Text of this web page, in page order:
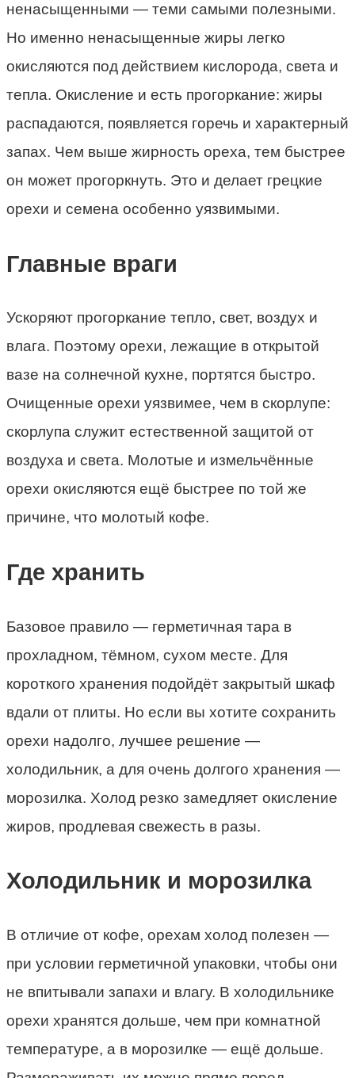
ненасыщенными — теми самыми полезными.
Но именно ненасыщенные жиры легко
окисляются под действием кислорода, света и
тепла. Окисление и есть прогоркание: жиры
распадаются, появляется горечь и характерный
запах. Чем выше жирность ореха, тем быстрее
он может прогоркнуть. Это и делает грецкие
орехи и семена особенно уязвимыми.
Главные враги
Ускоряют прогоркание тепло, свет, воздух и
влага. Поэтому орехи, лежащие в открытой
вазе на солнечной кухне, портятся быстро.
Очищенные орехи уязвимее, чем в скорлупе:
скорлупа служит естественной защитой от
воздуха и света. Молотые и измельчённые
орехи окисляются ещё быстрее по той же
причине, что молотый кофе.
Где хранить
Базовое правило — герметичная тара в
прохладном, тёмном, сухом месте. Для
короткого хранения подойдёт закрытый шкаф
вдали от плиты. Но если вы хотите сохранить
орехи надолго, лучшее решение —
холодильник, а для очень долгого хранения —
морозилка. Холод резко замедляет окисление
жиров, продлевая свежесть в разы.
Холодильник и морозилка
В отличие от кофе, орехам холод полезен —
при условии герметичной упаковки, чтобы они
не впитывали запахи и влагу. В холодильнике
орехи хранятся дольше, чем при комнатной
температуре, а в морозилке — ещё дольше.